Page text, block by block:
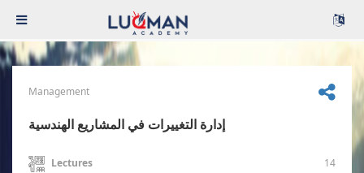
Management
إدارة التغييرات في المشاريع الهندسية
Lectures 14